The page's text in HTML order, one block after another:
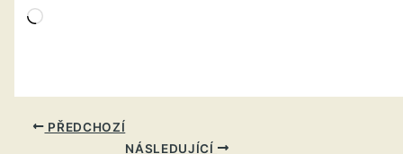
Načítání…
PŘEDCHOZÍ
NÁSLEDUJÍCÍ